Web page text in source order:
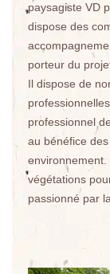
paysagiste VD
dispose des
porteur du
Il dispose de
professionnel
au bénéfice
environnement.
végétations
passionné par